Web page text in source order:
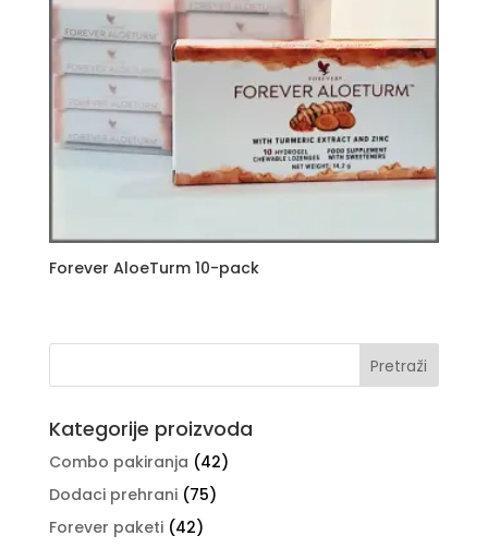
Forever AloeTurm 10-pack
Kategorije proizvoda
Combo pakiranja (42)
Dodaci prehrani (75)
Forever paketi (42)